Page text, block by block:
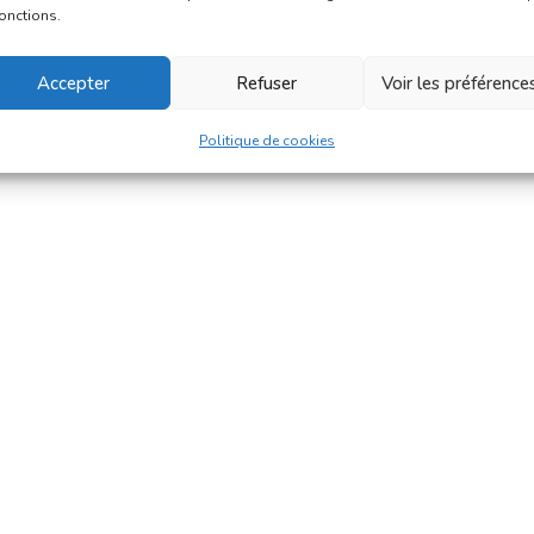
Accepter Refuser Voir les
Politique de cookies